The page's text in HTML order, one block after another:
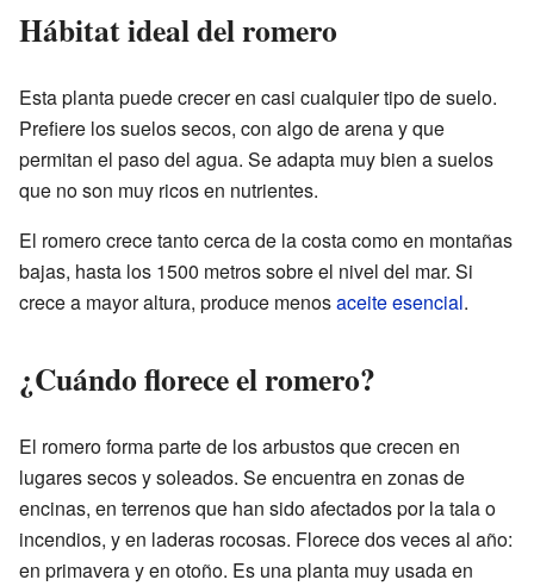
Hábitat ideal del romero
Esta planta puede crecer en casi cualquier tipo de suelo.
Prefiere los suelos secos, con algo de arena y que
permitan el paso del agua. Se adapta muy bien a suelos
que no son muy ricos en nutrientes.
El romero crece tanto cerca de la costa como en montañas
bajas, hasta los 1500 metros sobre el nivel del mar. Si
crece a mayor altura, produce menosaceite esencial.
¿Cuándo florece el romero?
El romero forma parte de los arbustos que crecen en
lugares secos y soleados. Se encuentra en zonas de
encinas, en terrenos que han sido afectados por la tala o
incendios, y en laderas rocosas. Florece dos veces al año:
en primavera y en otoño. Es una planta muy usada en